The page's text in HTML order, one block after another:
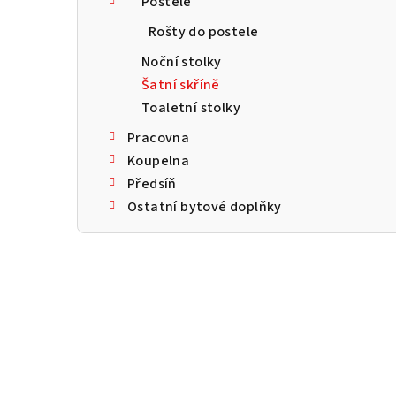
Rošty do postele
Noční stolky
Šatní skříně
Toaletní stolky
Pracovna
Koupelna
Předsíň
Ostatní bytové doplňky